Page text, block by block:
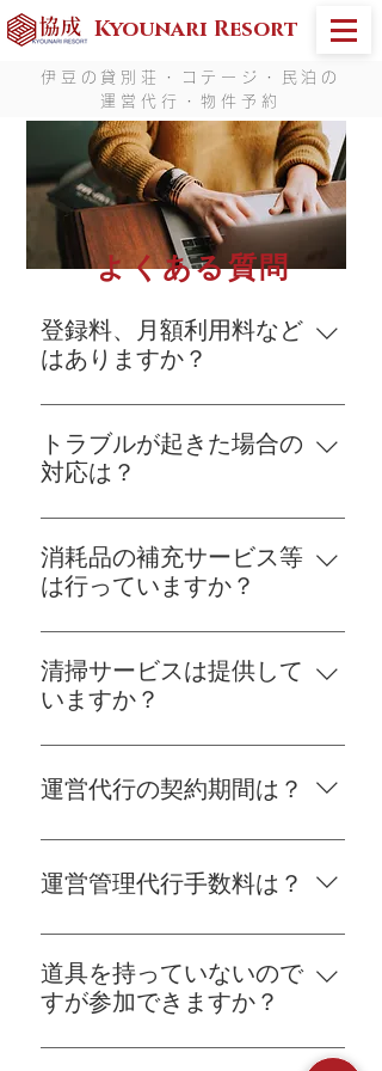
Kyounari Resort
伊豆の貸別荘・コテージ・民泊の
運営代行・物件予約
よくある質問
登録料、月額利用料など
はありますか？
ご予約に対する成約課金制ですの
で、登録料や月額利用料等はござ
いません。
トラブルが起きた場合の
対応は？
現地でトラブルが発生した場合
は、弊社のスタッフが現地対応い
たします。
消耗品の補充サービス等
は行っていますか？
弊社スタッフが消耗品の在庫をチ
ェックし、不足している消耗品を
購入・補充します。
清掃サービスは提供して
いますか？
運営代行のサービスの内容として
含まれております。 ※別料金が発
運営代行の契約期間は？
運営代行委託の契約期間は2年間と
なります。 契約は自動的に更新さ
場合は、満了日の2か月前までにお
手続きください。
運営管理代行手数料は？
運営管理代行手数料は物件により
変動しますので、詳しくはお問い
合わせください。
道具を持っていないので
すが参加できますか？
はい、釣り竿・リール・エサな